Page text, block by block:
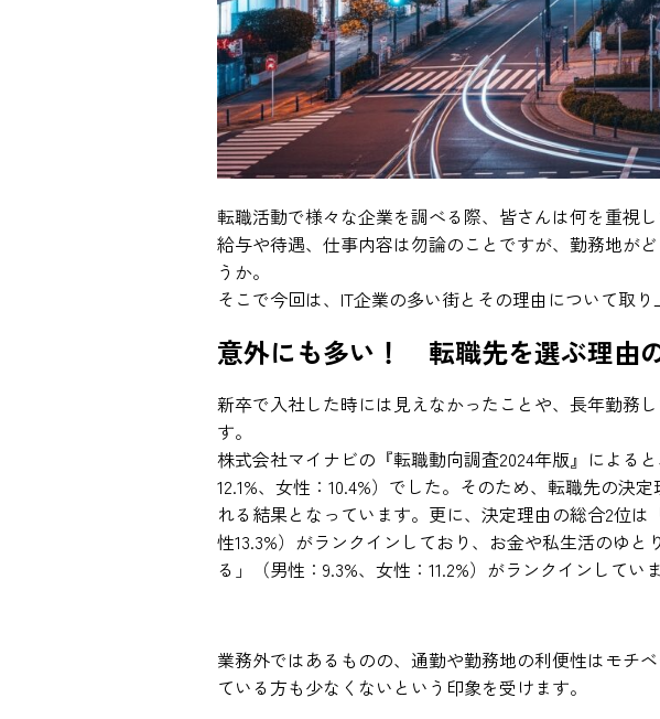
転職活動で様々な企業を調べる際、皆さんは何を重視
給与や待遇、仕事内容は勿論のことですが、勤務地が
うか。
そこで今回は、IT企業の多い街とその理由について取り
意外にも多い！ 転職先を選ぶ理由
新卒で入社した時には見えなかったことや、長年勤務
す。
株式会社マイナビの『転職動向調査2024年版』による
12.1%、女性：10.4%）でした。そのため、転職先の決
れる結果となっています。更に、決定理由の総合2位
性13.3%）がランクインしており、お金や私生活のゆ
る」（男性：9.3%、女性：11.2%）がランクインしていま
業務外ではあるものの、通勤や勤務地の利便性はモチ
ている方も少なくないという印象を受けます。